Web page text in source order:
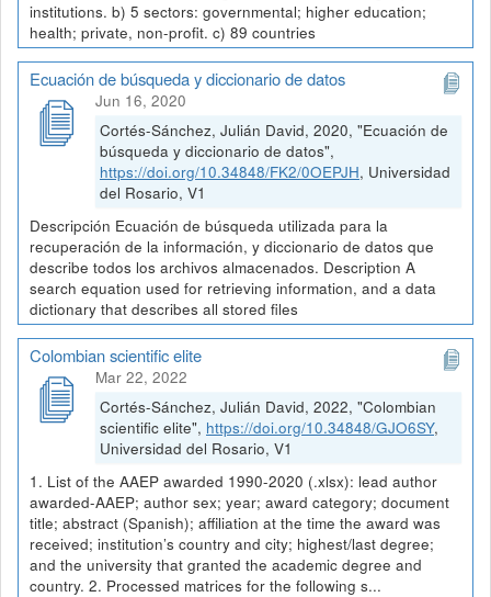
institutions. b) 5 sectors: governmental; higher education;
health; private, non-profit. c) 89 countries
Ecuación de búsqueda y diccionario de datos
Jun 16, 2020
Cortés-Sánchez, Julián David, 2020, "Ecuación de
búsqueda y diccionario de datos",
https://doi.org/10.34848/FK2/0OEPJH, Universidad
del Rosario, V1
Descripción Ecuación de búsqueda utilizada para la
recuperación de la información, y diccionario de datos que
describe todos los archivos almacenados. Description A
search equation used for retrieving information, and a data
dictionary that describes all stored files
Colombian scientific elite
Mar 22, 2022
Cortés-Sánchez, Julián David, 2022, "Colombian
scientific elite", https://doi.org/10.34848/GJO6SY,
Universidad del Rosario, V1
1. List of the AAEP awarded 1990-2020 (.xlsx): lead author
awarded-AAEP; author sex; year; award category; document
title; abstract (Spanish); affiliation at the time the award was
received; institution’s country and city; highest/last degree;
and the university that granted the academic degree and
country. 2. Processed matrices for the following s...